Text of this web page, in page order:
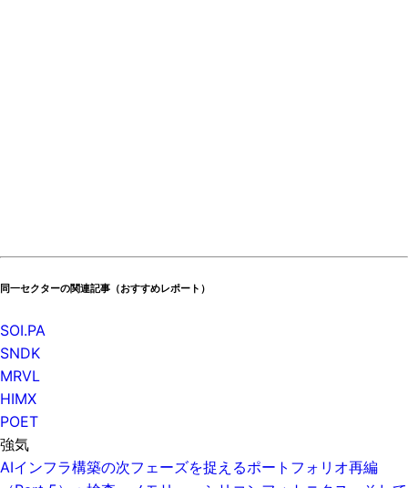
同一セクターの関連記事（おすすめレポート）
SOI.PA
SNDK
MRVL
HIMX
POET
強気
AIインフラ構築の次フェーズを捉えるポートフォリオ再編